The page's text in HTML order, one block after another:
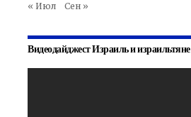
« Июл Сен »
Видеодайджест Израиль и израильтяне